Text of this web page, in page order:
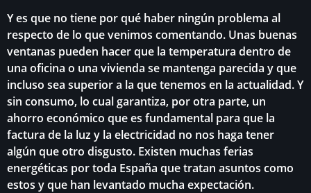
Y es que no tiene por qué haber ningún problema al
respecto de lo que venimos comentando. Unas buenas
ventanas pueden hacer que la temperatura dentro de
una oficina o una vivienda se mantenga parecida y que
incluso sea superior a la que tenemos en la actualidad. Y
sin consumo, lo cual garantiza, por otra parte, un
ahorro económico que es fundamental para que la
factura de la luz y la electricidad no nos haga tener
algún que otro disgusto. Existen muchas ferias
energéticas por toda España que tratan asuntos como
estos y que han levantado mucha expectación.